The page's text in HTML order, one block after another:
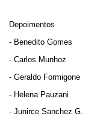
Depoimentos
- Benedito Gomes
- Carlos Munhoz
- Geraldo Formigone
- Helena Pauzani
- Junirce Sanchez G.